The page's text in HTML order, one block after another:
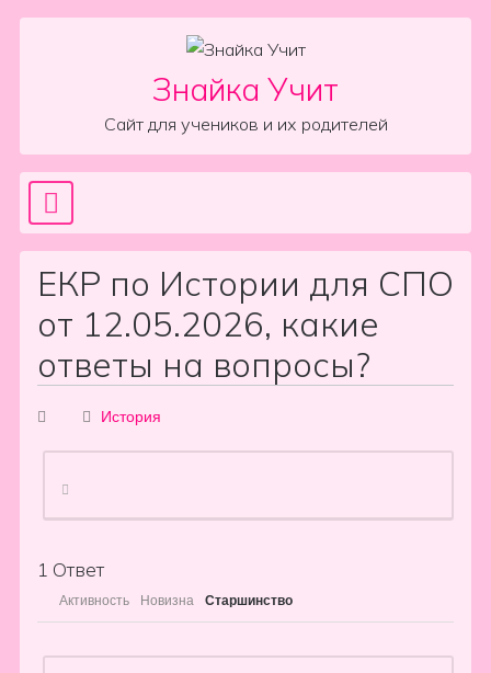
Знайка Учит
Сайт для учеников и их родителей
Main Navigation
ЕКР по Истории для СПО
от 12.05.2026, какие
ответы на вопросы?
История
1 Ответ
Активность Новизна Старшинство